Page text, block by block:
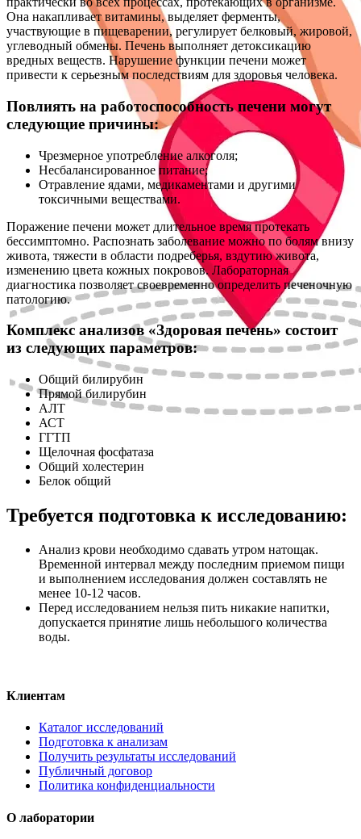
Она накапливает витамины, выделяет ферменты,
участвующие в пищеварении, регулирует белковый, жировой,
углеводный обмены. Печень выполняет детоксикацию
вредных веществ. Нарушение функции печени может
привести к серьезным последствиям для здоровья человека.
Повлиять на работоспособность печени могут
следующие причины:
Чрезмерное употребление алкоголя;
Несбалансированное питание;
Отравление ядами, медикаментами и другими
токсичными веществами.
Поражение печени может длительное время протекать
бессимптомно. Распознать заболевание можно по болям внизу
живота, тяжести в области подреберья, вздутию живота,
изменению цвета кожных покровов. Лабораторная
диагностика позволяет своевременно определить печеночную
патологию.
Комплекс анализов «Здоровая печень» состоит
из следующих параметров:
Общий билирубин
Прямой билирубин
АЛТ
АСТ
ГГТП
Щелочная фосфатаза
Общий холестерин
Белок общий
Требуется подготовка к исследованию:
Анализ крови необходимо сдавать утром натощак.
Временной интервал между последним приемом пищи
и выполнением исследования должен составлять не
менее 10-12 часов.
Перед исследованием нельзя пить никакие напитки,
допускается принятие лишь небольшого количества
воды.
Клиентам
Каталог исследований
Подготовка к анализам
Получить результаты исследований
Публичный договор
Политика конфиденциальности
О лаборатории